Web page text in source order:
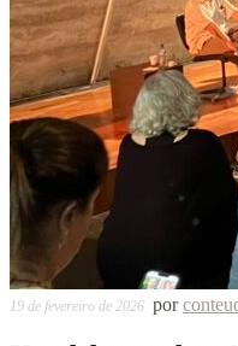
19 de fevereiro de 2026 por